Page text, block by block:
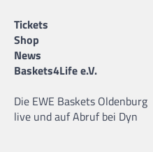
Tickets
Shop
News
Baskets4Life e.V.
Die EWE Baskets Oldenburg
live und auf Abruf bei Dyn